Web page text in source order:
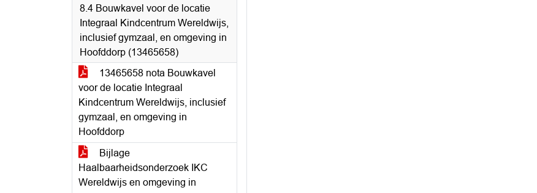
8.4 Bouwkavel voor de locatie
Integraal Kindcentrum Wereldwijs,
inclusief gymzaal, en omgeving in
Hoofddorp (13465658)
13465658 nota Bouwkavel
voor de locatie Integraal
Kindcentrum Wereldwijs, inclusief
gymzaal, en omgeving in
Hoofddorp
Bijlage
Haalbaarheidsonderzoek IKC
Wereldwijs en omgeving in